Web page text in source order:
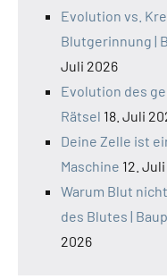
Evolution vs.
Blutgerinnung |
Juli 2026
Evolution des
Rätsel 18. Juli
Deine Zelle ist
Maschine 12.
Warum Blut
des Blutes |
2026